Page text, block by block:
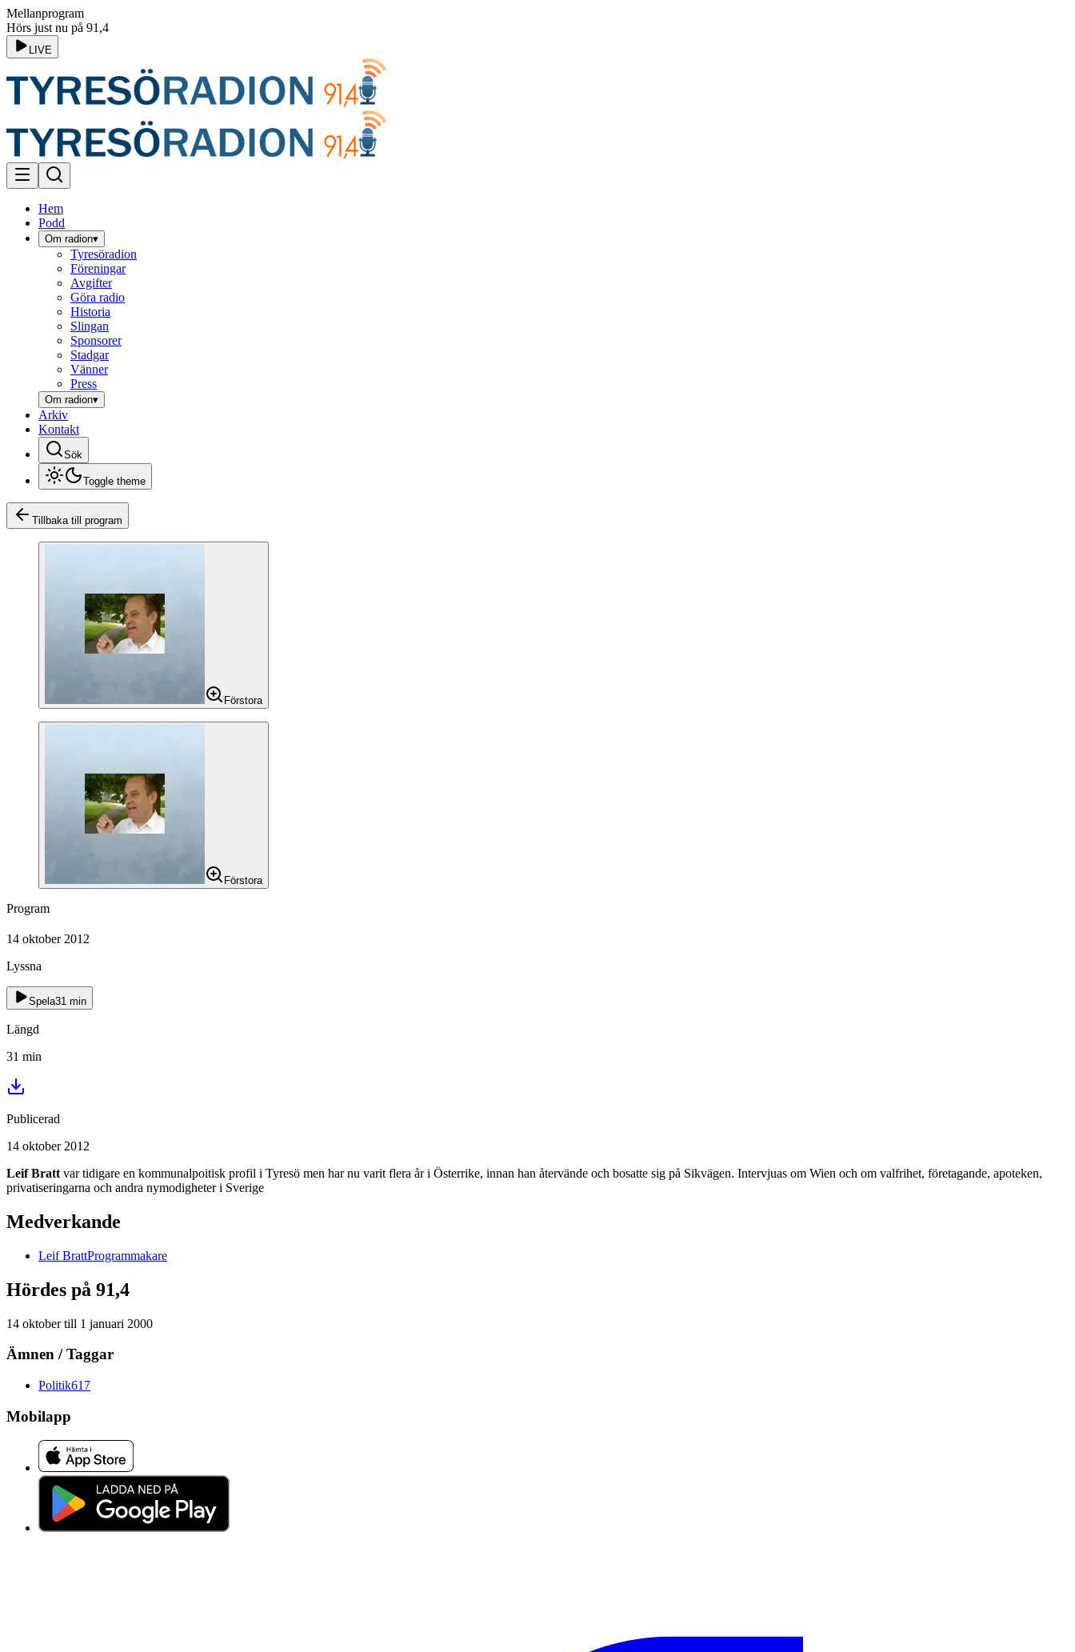
Mellanprogram
Hörs just nu på 91,4
LIVE
Hem
Podd
Om radion▾
Tyresöradion
Föreningar
Avgifter
Göra radio
Historia
Slingan
Sponsorer
Stadgar
Vänner
Press
Om radion▾
Arkiv
Kontakt
Sök
Toggle theme
Tillbaka till program
Förstora
Förstora
Program
14 oktober 2012
Lyssna
Spela31 min
Längd
31 min
Publicerad
14 oktober 2012
Leif Bratt var tidigare en kommunalpoitisk profil i Tyresö men har nu varit flera år i Österrike, innan han återvände och bosatte sig på Sikvägen. Intervjuas om Wien och om valfrihet, företagande, apoteken,
privatiseringarna och andra nymodigheter i Sverige
Medverkande
Leif BrattProgrammakare
Hördes på 91,4
14 oktobertill 1 januari 2000
Ämnen / Taggar
Politik617
Mobilapp